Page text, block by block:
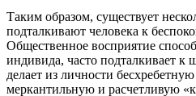
Таким образом, существует
подталкивают человека к
Общественное восприятие
индивида, часто подталкивает к
делает из личности
меркантильную и расчетливую